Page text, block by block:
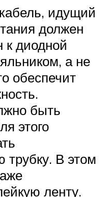
идущий
должен
к диодной
а не
обеспечит
быть
этого
трубку. В этом
ленту.